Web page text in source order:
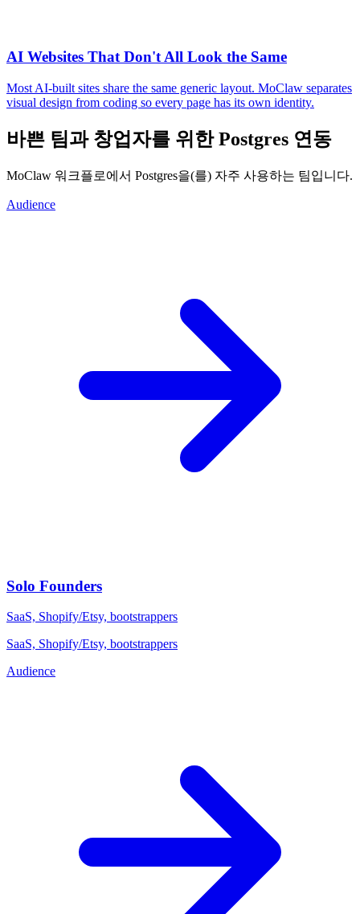
AI Websites That Don't All Look the Same
Most AI-built sites share the same generic layout. MoClaw separates
visual design from coding so every page has its own identity.
바쁜 팀과 창업자를 위한 Postgres 연동
MoClaw 워크플로에서 Postgres을(를) 자주 사용하는 팀입니다.
Audience
Solo Founders
SaaS, Shopify/Etsy, bootstrappers
SaaS, Shopify/Etsy, bootstrappers
Audience